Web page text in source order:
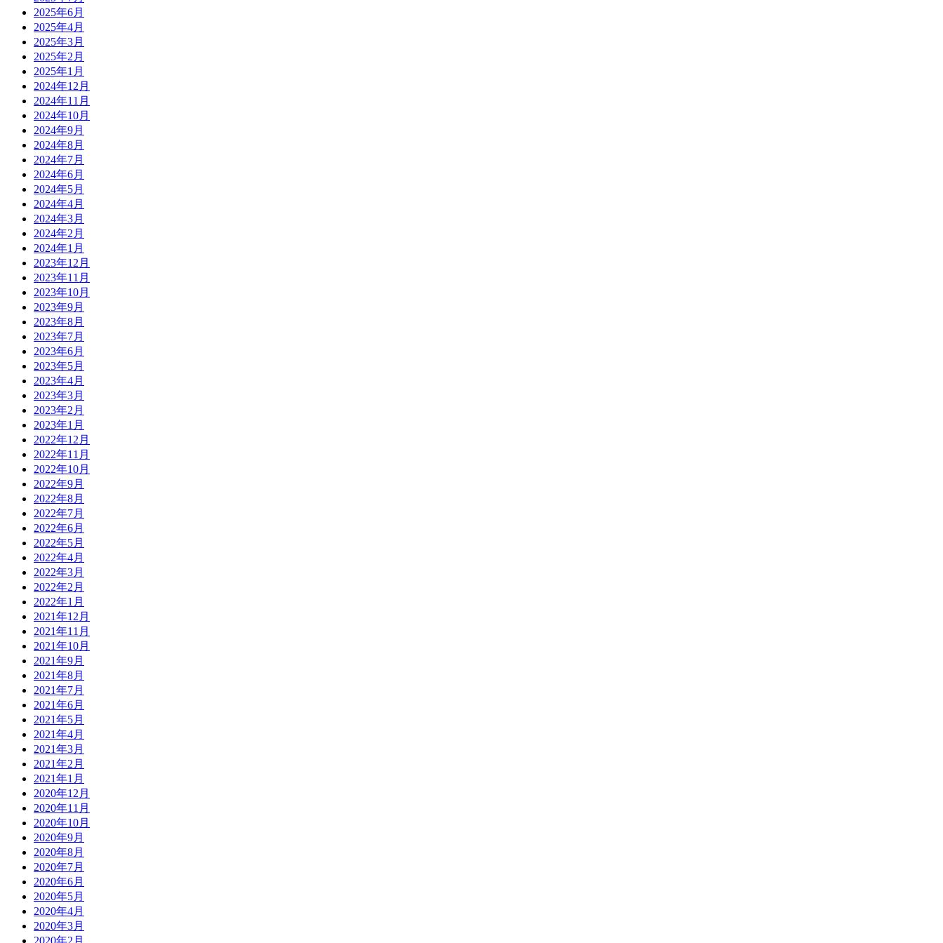
2025年6月
2025年4月
2025年3月
2025年2月
2025年1月
2024年12月
2024年11月
2024年10月
2024年9月
2024年8月
2024年7月
2024年6月
2024年5月
2024年4月
2024年3月
2024年2月
2024年1月
2023年12月
2023年11月
2023年10月
2023年9月
2023年8月
2023年7月
2023年6月
2023年5月
2023年4月
2023年3月
2023年2月
2023年1月
2022年12月
2022年11月
2022年10月
2022年9月
2022年8月
2022年7月
2022年6月
2022年5月
2022年4月
2022年3月
2022年2月
2022年1月
2021年12月
2021年11月
2021年10月
2021年9月
2021年8月
2021年7月
2021年6月
2021年5月
2021年4月
2021年3月
2021年2月
2021年1月
2020年12月
2020年11月
2020年10月
2020年9月
2020年8月
2020年7月
2020年6月
2020年5月
2020年4月
2020年3月